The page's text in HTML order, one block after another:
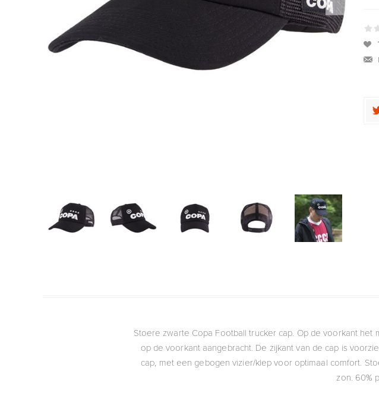
Stoere zwarte Copa Football trucker cap. Op de voorkant
op de voorkant aangebracht. De zijkant van de cap is
cap, met een gebogen vizier/klep voor optimaal comfort.
zon. 60%